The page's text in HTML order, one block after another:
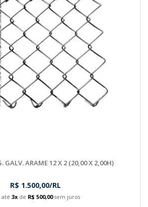
GALV. ARAME 12 X 2 (20,00 X 2,00H)
R$ 1.500,00/RL
até 3xde R$ 500,00sem juros